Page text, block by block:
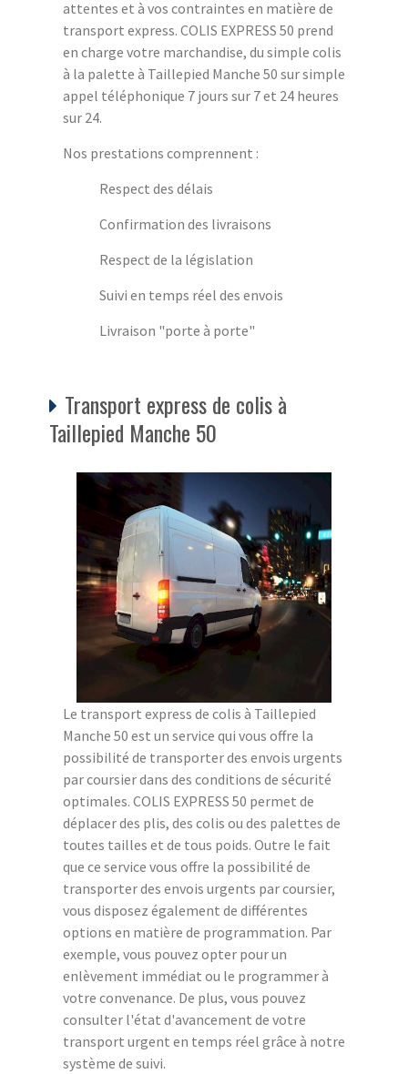
attentes et à vos contraintes en matière de
transport express. COLIS EXPRESS 50 prend
en charge votre marchandise, du simple colis
à la palette à Taillepied Manche 50 sur simple
appel téléphonique 7 jours sur 7 et 24 heures
sur 24.
Nos prestations comprennent :
Respect des délais
Confirmation des livraisons
Respect de la législation
Suivi en temps réel des envois
Livraison "porte à porte"
Transport express de colis à
Taillepied Manche 50
Le transport express de colis à Taillepied
Manche 50 est un service qui vous offre la
possibilité de transporter des envois urgents
par coursier dans des conditions de sécurité
optimales. COLIS EXPRESS 50 permet de
déplacer des plis, des colis ou des palettes de
toutes tailles et de tous poids. Outre le fait
que ce service vous offre la possibilité de
transporter des envois urgents par coursier,
vous disposez également de différentes
options en matière de programmation. Par
exemple, vous pouvez opter pour un
enlèvement immédiat ou le programmer à
votre convenance. De plus, vous pouvez
consulter l'état d'avancement de votre
transport urgent en temps réel grâce à notre
système de suivi.